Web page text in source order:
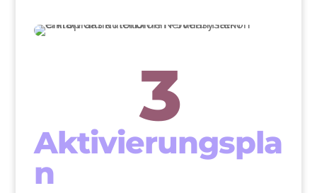
3
Aktivierungspla
n